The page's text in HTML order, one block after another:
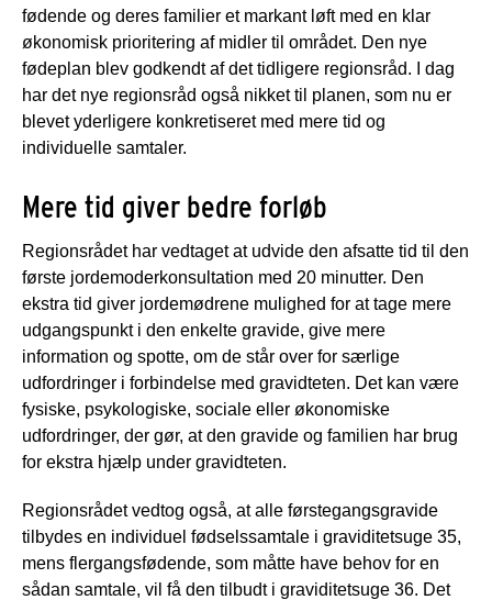
fødende og deres familier et markant løft med en klar
økonomisk prioritering af midler til området. Den nye
fødeplan blev godkendt af det tidligere regionsråd. I dag
har det nye regionsråd også nikket til planen, som nu er
blevet yderligere konkretiseret med mere tid og
individuelle samtaler.
Mere tid giver bedre forløb
Regionsrådet har vedtaget at udvide den afsatte tid til den
første jordemoderkonsultation med 20 minutter. Den
ekstra tid giver jordemødrene mulighed for at tage mere
udgangspunkt i den enkelte gravide, give mere
information og spotte, om de står over for særlige
udfordringer i forbindelse med gravidteten. Det kan være
fysiske, psykologiske, sociale eller økonomiske
udfordringer, der gør, at den gravide og familien har brug
for ekstra hjælp under gravidteten.
Regionsrådet vedtog også, at alle førstegangsgravide
tilbydes en individuel fødselssamtale i graviditetsuge 35,
mens flergangsfødende, som måtte have behov for en
sådan samtale, vil få den tilbudt i graviditetsuge 36. Det